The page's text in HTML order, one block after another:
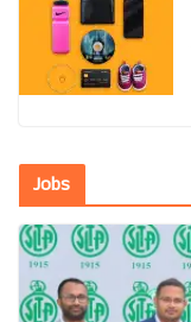
Jobs